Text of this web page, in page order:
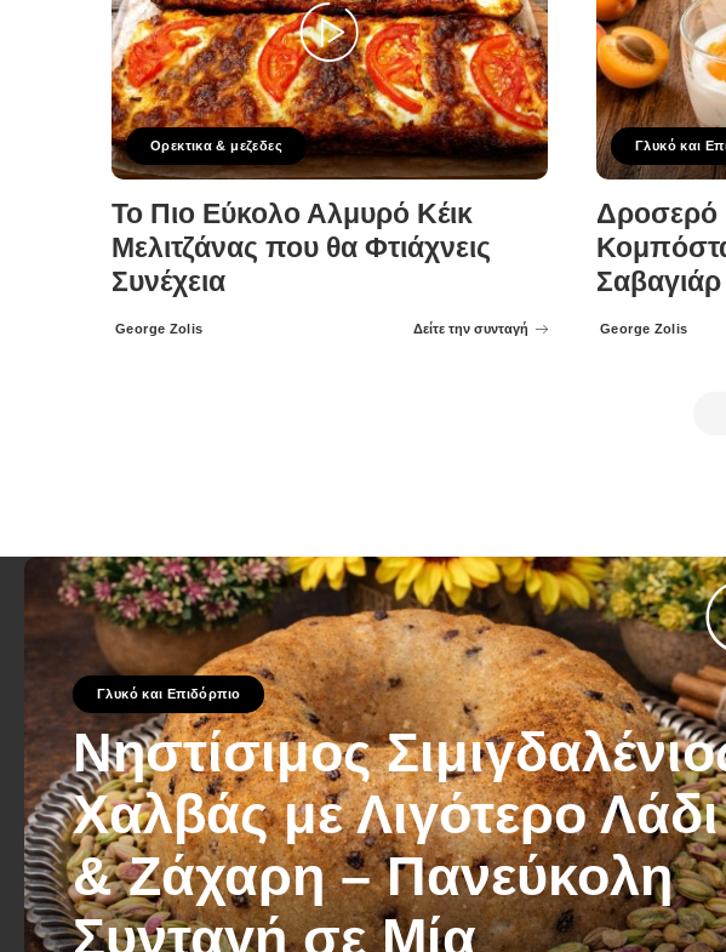
Ορεκτικα & μεζεδες
Το Πιο Εύκολο Αλμυρό Κέικ
Μελιτζάνας που θα Φτιάχνεις
Συνέχεια
Posted
George Zolis Δείτε την συνταγή
Γλυκό και
Δροσερό
Σαβαγιάρ
Posted
George Zolis
Γλυκό και Επιδόρπιο
Νηστίσιμος
Χαλβάς με Λιγότερο Λάδι
& Ζάχαρη – Πανεύκολη
Συνταγή σε Μία